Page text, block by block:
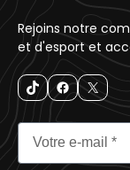
Rejoins notre
et d'esport et